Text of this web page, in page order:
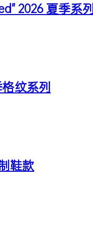
2026 夏季系列
纹系列
鞋款